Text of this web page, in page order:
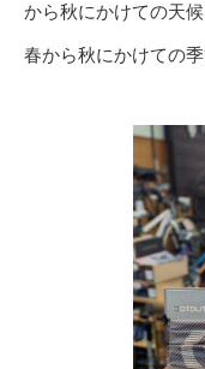
から秋にかけての天
春から秋にかけての季